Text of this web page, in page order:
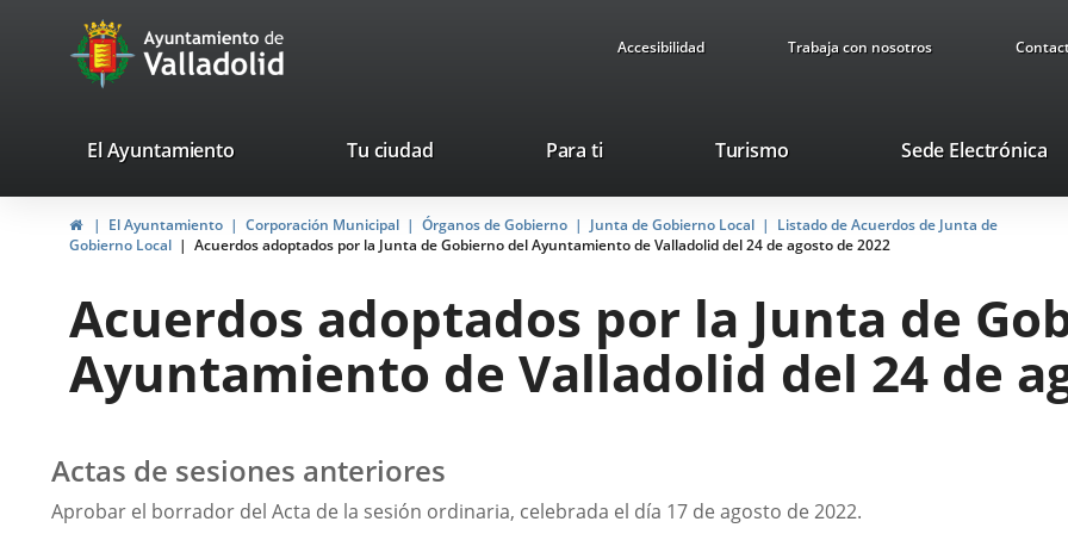
Portal
Web
Ayuntamiento
de
Valladolid
Accesibilidad Trabaja con nosotros
valladolid.es
El Ayuntamiento Tu ciudad Para ti TurismoThis
will
open
in
pop-
up
window.
Sede Electrónica
HomeEl Ayuntamiento Corporación Municipal Órganos de Gobierno Junta de Gobierno Local
Listado de Acuerdos de Junta de
Gobierno Local
Acuerdos adoptados por la Junta de Gobierno del Ayuntamiento de Valladolid del 24 de agosto de 2022
Acuerdos adoptados por la Junta de
Ayuntamiento de Valladolid del 24 de
Actas de sesiones anteriores
Aprobar el borrador del Acta de la sesión ordinaria, celebrada el día 17 de agosto de 2022.